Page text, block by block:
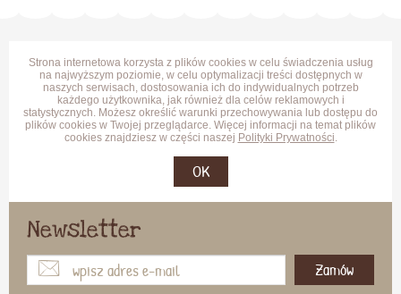
Strona internetowa korzysta z plików cookies w celu świadczenia usług
na najwyższym poziomie, w celu optymalizacji treści dostępnych w
naszych serwisach, dostosowania ich do indywidualnych potrzeb
każdego użytkownika, jak również dla celów reklamowych i
statystycznych. Możesz określić warunki przechowywania lub dostępu do
plików cookies w Twojej przeglądarce. Więcej informacji na temat plików
cookies znajdziesz w części naszej Polityki Prywatności.
OK
Newsletter
Zamów